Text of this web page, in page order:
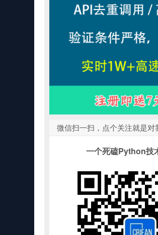
微信扫一扫，点个关注就是对
一个死磕Python技